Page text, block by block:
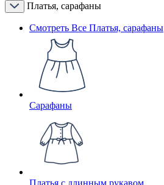
Платья, сарафаны
Смотреть Все Платья, сарафаны
Сарафаны
Платья с длинным рукавом